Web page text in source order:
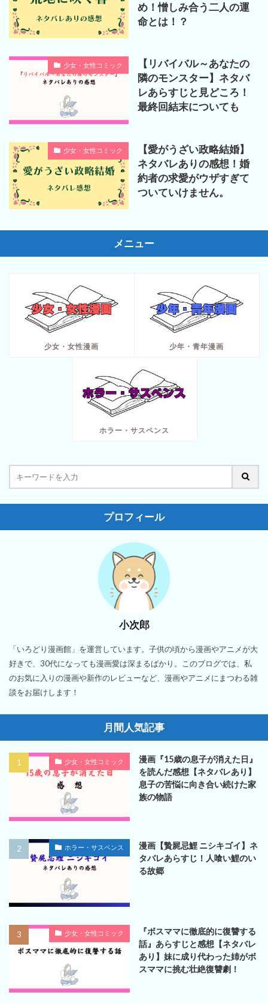
め！憎しみ合う二人の運
命とは！？
少女・女性コミック
【リバイバル～あなたの
隣のモンスター】ネタバ
レあらすじと見どころ！
最終回結末についても
少女・女性コミック
【愛がうざい政略結婚】
ネタバレありの感想！婚
約者の求愛がウザすぎて
ついていけません。
メニュー
少女・女性漫画 少年・青年漫画
ホラー・サスペンス
プロフィール
小次郎
「いろどり漫画館」を運営しています。子供の頃から漫画やアニメが大
好きで、30代になっても漫画愛は深まるばかり。このブログでは、私
のお気に入りの漫画や新作のレビューなど、漫画やアニメにまつわる雑
談をお届けします！
月間人気記事
少女・女性コミック
漫画『15歳の息子が消えた日』
を読んだ感想【ネタバレあり】
息子の苦悩に向き合い続けた家
族の物語
ホラー・サスペンス
漫画【贄屍忌鯉 ニシキゴイ】ネ
タバレあらすじ！人喰い鯉のい
る故郷
少女・女性コミック
『ボスママに徹底的に復讐する
話』あらすじと感想【ネタバレ
あり】妹に成り代わった姉がボ
スママに挑む壮絶復讐劇！